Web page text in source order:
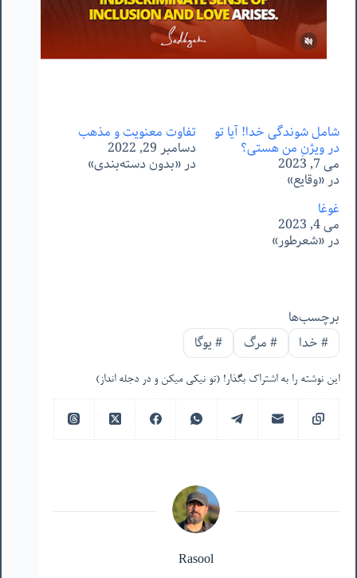
شامل شوندگی خدا! آیا تو
در ویژنِ من هستی؟
می 7, 2023
در «وقایع»
تفاوت معنویت و مذهب
دسامبر 29, 2022
در «بدون دسته‌بندی»
غوغا
می 4, 2023
در «شعرطور»
برچسب‌ها
#خدا #مرگ #یوگا
این نوشته را به اشتراک بگذار! (تو نیکی میکن و در دجله انداز)
Rasool